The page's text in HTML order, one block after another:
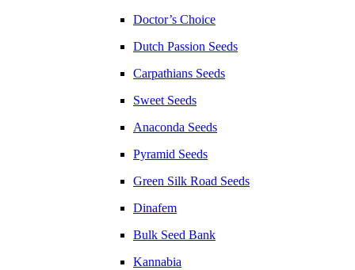
Doctor’s Choice
Dutch Passion Seeds
Carpathians Seeds
Sweet Seeds
Anaconda Seeds
Pyramid Seeds
Green Silk Road Seeds
Dinafem
Bulk Seed Bank
Kannabia